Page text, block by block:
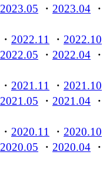
2023.05 ・ 2023.04
・ 2022.11 ・ 2022.10
2022.05 ・ 2022.04
・ 2021.11 ・ 2021.10
2021.05 ・ 2021.04
・ 2020.11 ・ 2020.10
2020.05 ・ 2020.04